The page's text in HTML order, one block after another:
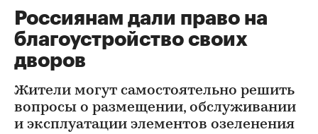
Россиянам дали право на
благоустройство своих
дворов
Жители могут самостоятельно решить
вопросы о размещении, обслуживании
и эксплуатации элементов озеленения